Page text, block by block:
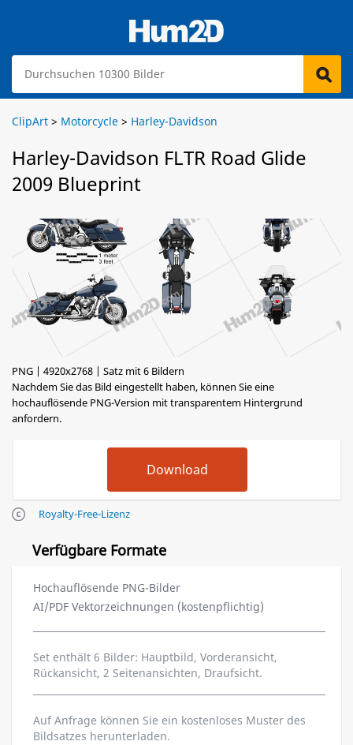
ClipArt > Motorcycle > Harley-Davidson
Harley-Davidson FLTR Road Glide
2009 Blueprint
PNG | 4920x2768 | Satz mit 6 Bildern
Nachdem Sie das Bild eingestellt haben, können Sie eine
hochauflösende PNG-Version mit transparentem Hintergrund
anfordern.
Royalty-Free-Lizenz
Verfügbare Formate
Hochauflösende PNG-Bilder
AI/PDF Vektorzeichnungen (kostenpflichtig)
Set enthält 6 Bilder: Hauptbild, Vorderansicht,
Rückansicht, 2 Seitenansichten, Draufsicht.
Auf Anfrage können Sie ein kostenloses Muster des
Bildsatzes herunterladen.